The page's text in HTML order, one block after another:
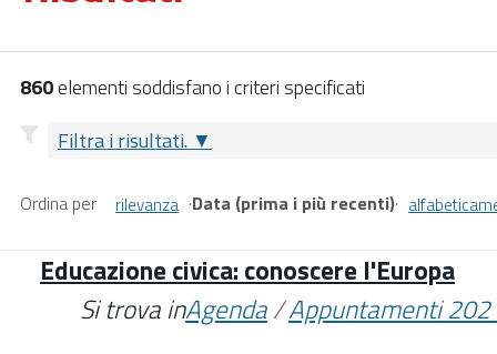
860elementi soddisfano i criteri specificati
Filtra i risultati.
Ordina per rilevanza ·Data (prima i più recenti)·
Educazione civica: conoscere l'Europa
Si trova inAgenda/Appuntamenti